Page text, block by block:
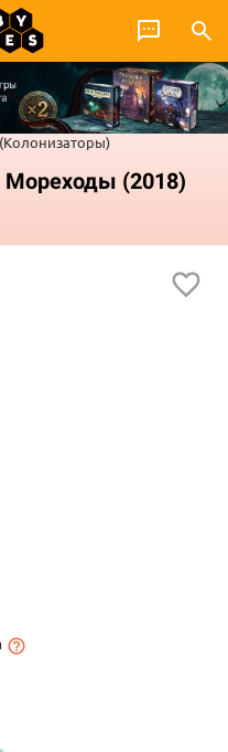
Мореходы (2018)